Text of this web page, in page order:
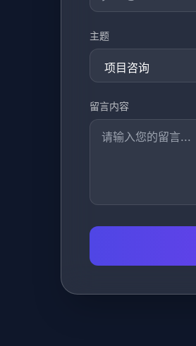
主题
留言内容